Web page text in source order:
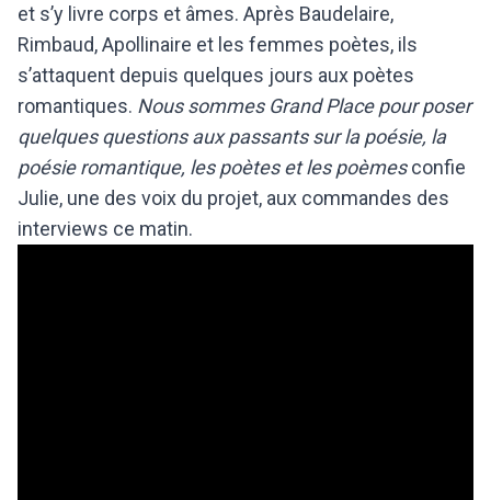
et s’y livre corps et âmes. Après Baudelaire,
Rimbaud, Apollinaire et les femmes poètes, ils
s’attaquent depuis quelques jours aux poètes
romantiques. Nous sommes Grand Place pour poser
quelques questions aux passants sur la poésie, la
poésie romantique, les poètes et les poèmesconfie
Julie, une des voix du projet, aux commandes des
interviews ce matin.